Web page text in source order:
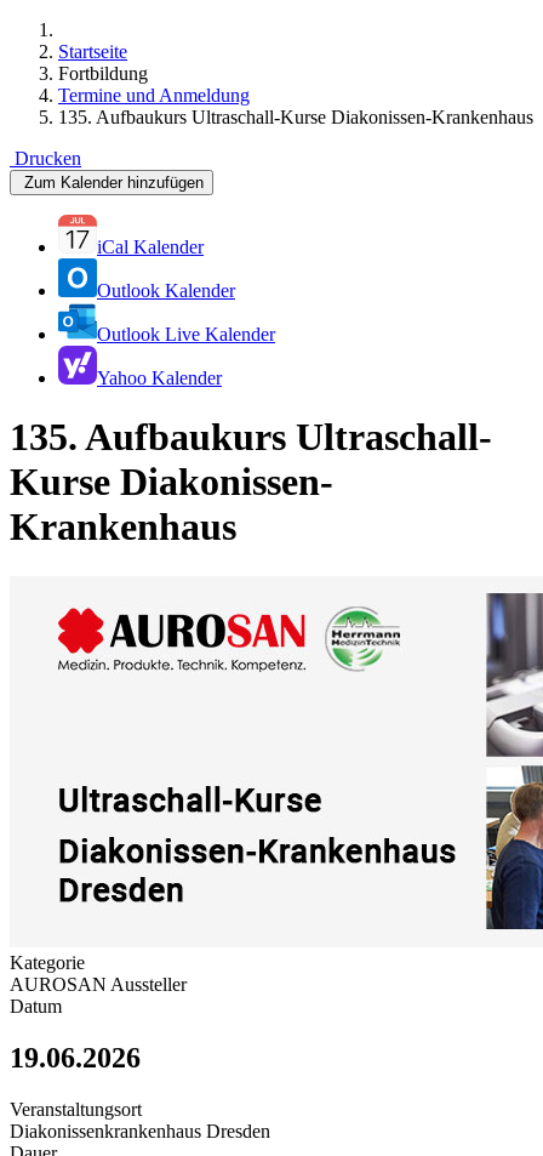
Startseite
Fortbildung
Termine und Anmeldung
135. Aufbaukurs Ultraschall-Kurse Diakonissen-Krankenhaus
Drucken
Zum Kalender hinzufügen
iCal Kalender
Outlook Kalender
Outlook Live Kalender
Yahoo Kalender
135. Aufbaukurs Ultraschall-
Kurse Diakonissen-
Krankenhaus
Kategorie
AUROSAN Aussteller
Datum
19.06.2026
Veranstaltungsort
Diakonissenkrankenhaus Dresden